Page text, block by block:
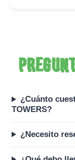
¿Cuánto
TOWERS?
¿Necesito